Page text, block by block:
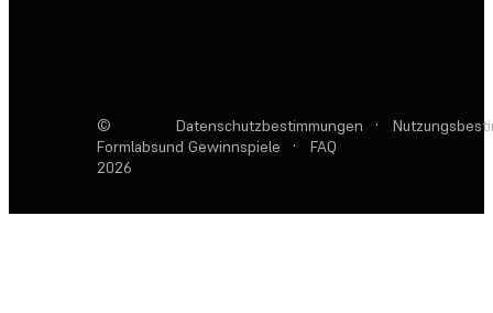
©
Formlabs
2026
Datenschutzbestimmungen ·
und Gewinnspiele
· FAQ